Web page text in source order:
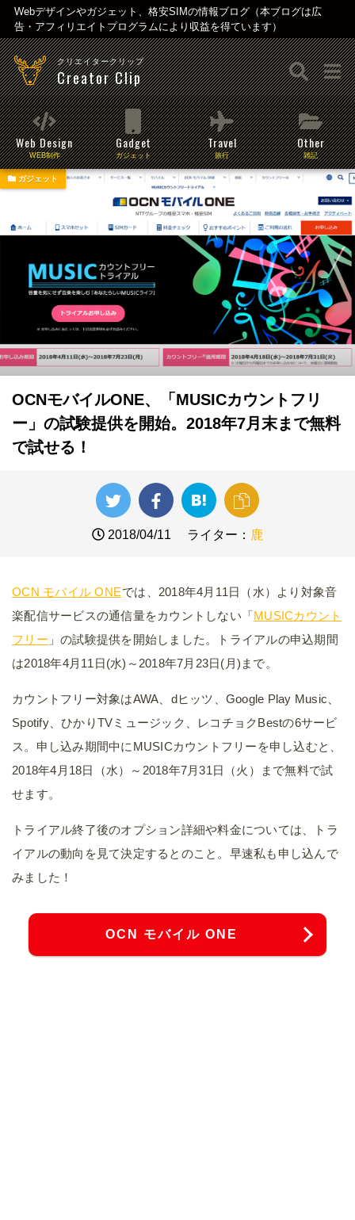
Webデザインやガジェット、格安SIMの情報ブログ（本ブログは広
告・アフィリエイトプログラムにより収益を得ています）
クリエイタークリップ
Creator Clip
Web Design
WEB制作
Gadget
ガジェット
Travel
旅行
Other
雑記
ガジェット
OCNモバイルONE、「MUSICカウントフリ
ー」の試験提供を開始。2018年7月末まで無料
で試せる！
2018/04/11 ライター： 鹿
OCN モバイル ONEでは、2018年4月11日（水）より対象音
楽配信サービスの通信量をカウントしない「MUSICカウント
フリー 」の試験提供を開始しました。トライアルの申込期間
は2018年4月11日(水)～2018年7月23日(月)まで。
カウントフリー対象はAWA、dヒッツ、Google Play Music、
Spotify、ひかりTVミュージック、レコチョクBestの6サービ
ス。申し込み期間中にMUSICカウントフリーを申し込むと、
2018年4月18日（水）～2018年7月31日（火）まで無料で試
せます。
トライアル終了後のオプション詳細や料金については、トラ
イアルの動向を見て決定するとのこと。早速私も申し込んで
みました！
OCN モバイル ONE